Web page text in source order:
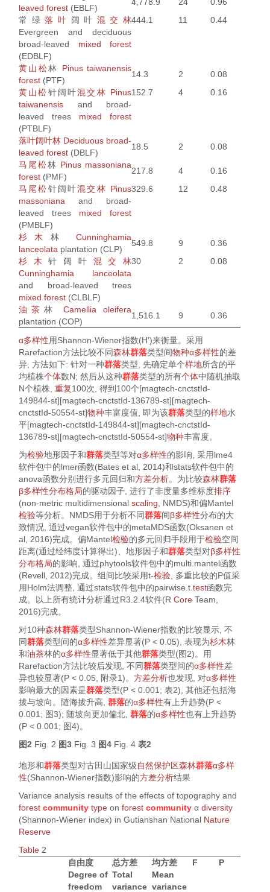
leaved forest (EBLF)
常绿落叶 阔叶 混交林
Evergreen and deciduous
broad-leaved mixed forest
(EDBLF)
444.1 11 0.44
黄山松林 Pinus taiwanensis
forest (PTF)
14.3 2
0.08
黄山松针阔叶混交林 Pinus
taiwanensis and broad-
leaved trees mixed forest
(PTBLF)
152.7 4 0.16
落叶阔叶林 Deciduous broad-
leaved forest (DBLF)
18.5 2
0.08
马尾松林 Pinus massoniana
forest (PMF)
217.8 4
0.16
马尾松针阔叶混交林 Pinus
massoniana and broad-
leaved trees mixed forest
(PMBLF)
329.6 12 0.48
杉木 林 Cunninghamia
lanceolata plantation (CLP)
549.8 9
0.36
杉木针阔叶 混交林
Cunninghamia lanceolata
and broad-leaved trees
mixed forest (CLBLF)
30 2 0.08
油茶 林 Camellia oleifera
plantation (COP)
1,516.1 9 0.36
α多样性用Shannon-Wiener指数(H')来衡量。采用
Rarefaction方法比较不同森林群落类型间物种α多样性的差
异, 方法如下: 针对一种群落类型, 先确定单个样地所含的平
均植株个体数N; 然后从这种群落类型的所有个体中随机抽取
N个植株, 重复100次, 得到100个[magtech-cnctstId-
149844-st][magtech-cnctstId-136789-st][magtech-
cnctstId-50554-st]物种丰富度值, 即为该群落类型的样地水
平[magtech-cnctstId-149844-st][magtech-cnctstId-
136789-st][magtech-cnctstId-50554-st]物种丰富度。
为检验地形因子和群落类型等对α多样性的影响, 采用lme4
软件包中的lmer函数(Bates et al, 2014)和stats软件包中的
anova函数分别进行多元回归和方差分析。为比较森林群落
β多样性分布格局的驱动因子, 进行了非度量多维标度排序
(non-metric multidimensional scaling , NMDS)和偏Mantel
检验等分析。NMDS用于分析不同群落间β多样性分布的大
致情况, 通过vegan软件包中的metaMDS函数(Oksanen et
al, 2016)完成。偏Mantel检验的多元回归手段用于检验空间
距离(通过经纬度计算得出)、地形因子和群落类型对β多样性
分布格局的影响, 通过phytools软件包中的multi.mantel函数
(Revell, 2012)完成。组间比较采用t-检验 , 多重比较的P值采
用Holm法调整, 通过stats软件包中的pairwise.t. test函数完
成。以上所有统计分析通过R3.2.4软件(R Core Team,
2016)完成。
对10种森林群落类型Shannon-Wiener指数的比较显示, 不
同群落类型间的α多样性差异显著(P < 0.05), 表现为杉木林
和油茶林的α多样性显著低于其他群落类型(图2)。用
Rarefaction方法比较后发现, 不同群落类型间的α多样性差
异也较显著(P < 0.05, 附录1)。 方差分析也发现, 对α多样性
影响最大的因素是群落类型(P < 0.001; 表2), 其他还包括海
拔与坡向。随海拔升高, 群落的α多样性有上升趋势(P <
0.001; 图3); 随坡向更加偏北, 群落的α多样性也有上升趋势
(P < 0.001; 图4)。
图2 Fig. 2 图3 Fig. 3 图4 Fig. 4 表2
地形和群落类型对古田山国家级自然保护区森林群落α多样
性(Shannon-Wiener指数)影响的方差分析结果
Variance analysis results of the effects of topography and
forest community type on forest community α diversity
(Shannon-Wiener index) in Gutianshan National Nature
Reserve
Table 2
自由度
Degree of
freedom
总方差
Total
variance
均方差
Mean
variance
F P